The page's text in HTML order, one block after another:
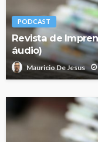
PODCAST
Revista de
áudio)
Mauricio De Jesus